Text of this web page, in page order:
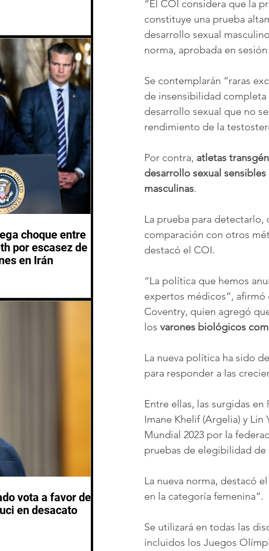
“El COI considera que la
constituye una prueba
desarrollo sexual
norma, aprobada en
Se contemplarán “raras
de insensibilidad
desarrollo sexual que no
rendimiento de la
Por contra, atletas
desarrollo sexual
masculinas.
La prueba para detectarlo,
comparación con otros
destacó el COI.
“La política que hemos
expertos médicos”,
Coventry, quien agregó
los varones biológicos
La nueva política ha sido
para responder a las
Entre ellas, las surgidas en
Imane Khelif (Argelia) y Lin
Mundial 2023 por la
pruebas de elegibilidad de
La nueva norma, destacó
en la categoría femenina”.
Se utilizará en todas las
incluidos los Juegos
choque entre
por escasez de
en Irán
vota a favor de
en desacato